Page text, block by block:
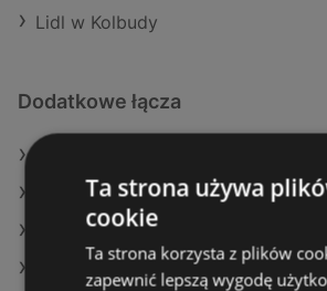
Lidl w Kolbudy
Dodatkowe łącza
Oferty Dealz
Oferty Żabka
Aktualne gazetki Biedronka
Ta strona używa
cookie
Ta strona korzysta z plików
zapewnić lepszą wygodę